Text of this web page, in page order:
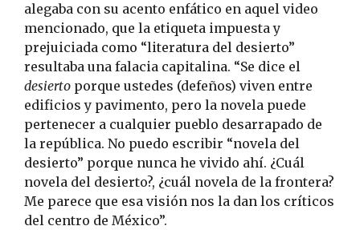
alegaba con su acento enfático en aquel video
mencionado, que la etiqueta impuesta y
prejuiciada como “literatura del desierto”
resultaba una falacia capitalina. “Se dice el
desierto porque ustedes (defeños) viven entre
edificios y pavimento, pero la novela puede
pertenecer a cualquier pueblo desarrapado de
la república. No puedo escribir “novela del
desierto” porque nunca he vivido ahí. ¿Cuál
novela del desierto?, ¿cuál novela de la frontera?
Me parece que esa visión nos la dan los críticos
del centro de México”.